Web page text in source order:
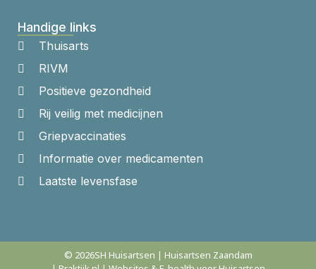
Handige links
Thuisarts
RIVM
Positieve gezondheid
Rij veilig met medicijnen
Griepvaccinaties
Informatie over medicamenten
Laatste levensfase
© 2026SH Huisartsen | Huisartsen Zaandam